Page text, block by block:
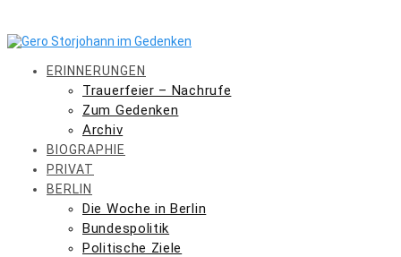
content
ERINNERUNGEN
Trauerfeier – Nachrufe
Zum Gedenken
Archiv
BIOGRAPHIE
PRIVAT
BERLIN
Die Woche in Berlin
Bundespolitik
Politische Ziele